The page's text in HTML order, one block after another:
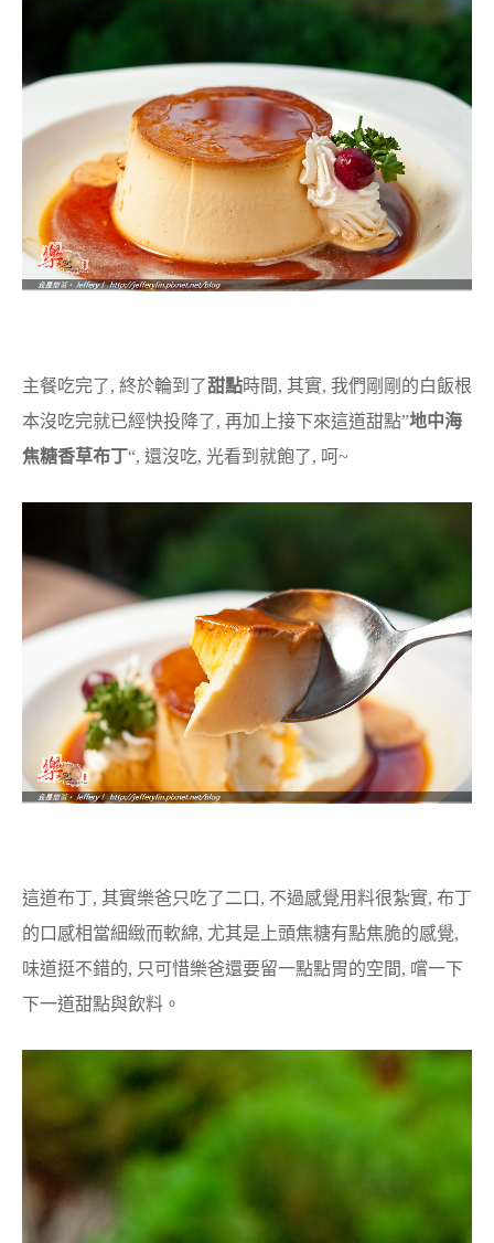
主餐吃完了, 終於輪到了甜點時間, 其實, 我們剛剛的白飯根
本沒吃完就已經快投降了, 再加上接下來這道甜點”地中海
焦糖香草布丁 “, 還沒吃, 光看到就飽了, 呵~
這道布丁, 其實樂爸只吃了二口, 不過感覺用料很紮實, 布丁
的口感相當細緻而軟綿, 尤其是上頭焦糖有點焦脆的感覺,
味道挺不錯的, 只可惜樂爸還要留一點點胃的空間, 嚐一下
下一道甜點與飲料。